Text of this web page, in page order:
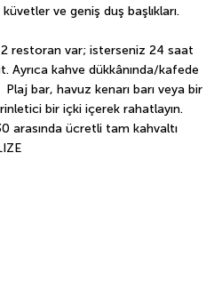
ve geniş duş başlıkları.
restoran var; isterseniz 24 saat
Ayrıca kahve dükkânında/kafede
bar, havuz kenarı barı veya bir
bir içki içerek rahatlayın.
arasında ücretli tam kahvaltı